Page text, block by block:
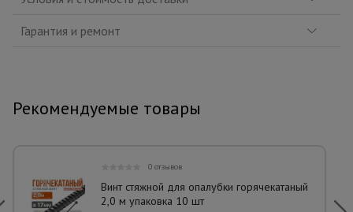
Гарантия и ремонт
Рекомендуемые товары
0 отзывов
Винт стяжной для опалубки горячекатаный
2,0 м упаковка 10 шт